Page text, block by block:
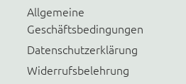
Allgemeine
Geschäftsbedingungen
Datenschutzerklärung
Widerrufsbelehrung